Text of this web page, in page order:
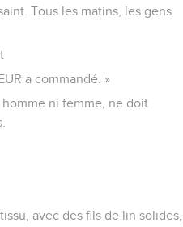
Tous les matins, les gens
a commandé. »
ni femme, ne doit
avec des fils de lin solides,